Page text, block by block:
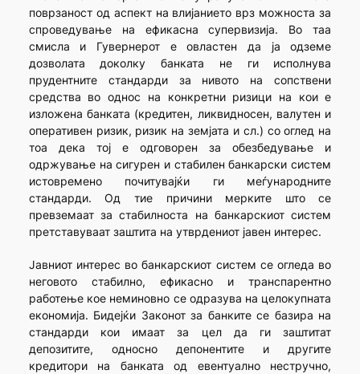
поврзаност од аспект на влијанието врз можноста за
спроведување на ефикасна супервизија. Во таа
смисла и Гувернерот е овластен да ја одземе
дозволата доколку банката не ги исполнува
прудентните стандарди за нивото на сопствени
средства во однос на конкретни ризици на кои е
изложена банката (кредитен, ликвидносен, валутен и
оперативен ризик, ризик на земјата и сл.) со оглед на
тоа дека тој е одговорен за обезбедување и
одржување на сигурен и стабилен банкарски систем
истовремено почитувајќи ги меѓународните
стандарди. Од тие причини мерките што се
превземаат за стабилноста на банкарскиот систем
претставуваат заштита на утврдениот јавен интерес.
Јавниот интерес во банкарскиот систем се огледа во
неговото стабилно, ефикасно и транспарентно
работење кое неминовно се одразува на целокупната
економија. Бидејќи Законот за банките се базира на
стандарди кои имаат за цел да ги заштитат
депозитите, односно депонентите и другите
кредитори на банката од евентуално нестручно,